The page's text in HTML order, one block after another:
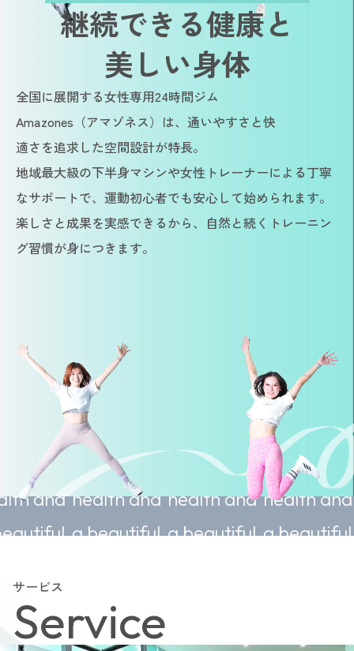
継続できる健康と
美しい身体
全国に展開する女性専用24時間ジム
Amazones（アマゾネス）は、通いやすさと快
適さを追求した空間設計が特長。
地域最大級の下半身マシンや女性トレーナーによる丁寧
なサポートで、運動初心者でも安心して始められます。
楽しさと成果を実感できるから、自然と続くトレーニン
グ習慣が身につきます。
and
Sustainable
health and
a beautiful
Sustainable
health and
a beautiful
health
a
サービス
Service